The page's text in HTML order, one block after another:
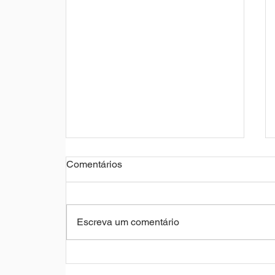
Comentários
Escreva um comentário